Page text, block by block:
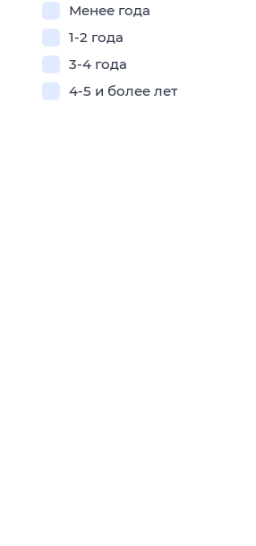
Менее года
1-2 года
3-4 года
4-5 и более лет